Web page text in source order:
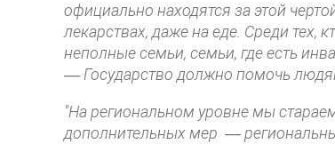
официально находятся за этой
лекарствах, даже на еде. Среди тех,
неполные семьи, семьи, где есть
—Государство должно помочь
"На региональном уровне мы
дополнительных мер —